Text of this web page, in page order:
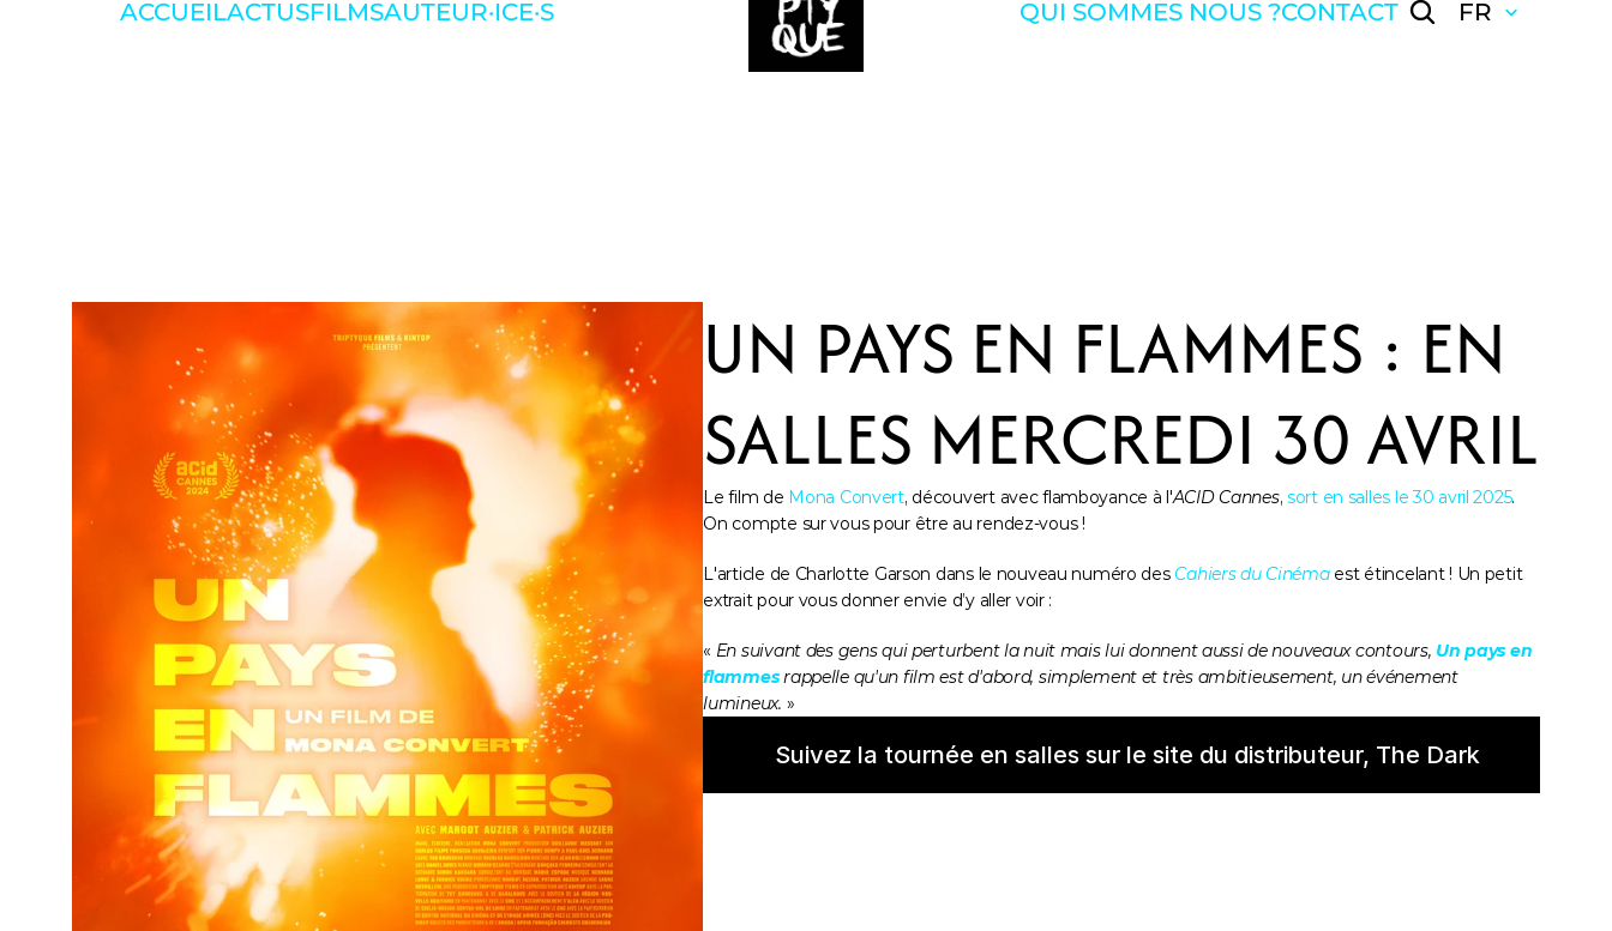
ACCUEILACTUSFILMSAUTEUR·ICE·S QUI SOMMES NOUS ?CONTACT FR
UN PAYS EN FLAMMES : EN
SALLES MERCREDI 30 AVRIL
Le film de Mona Convert, découvert avec flamboyance à l'ACID Cannes, sort en salles le 30 avril 2025.
On compte sur vous pour être au rendez-vous !
L'article de Charlotte Garson dans le nouveau numéro des Cahiers du Cinéma est étincelant ! Un petit
extrait pour vous donner envie d’y aller voir :
« En suivant des gens qui perturbent la nuit mais lui donnent aussi de nouveaux contours, Un pays en
flammes rappelle qu'un film est d'abord, simplement et très ambitieusement, un événement
lumineux. »
Suivez la tournée en salles sur le site du distributeur, The Dark